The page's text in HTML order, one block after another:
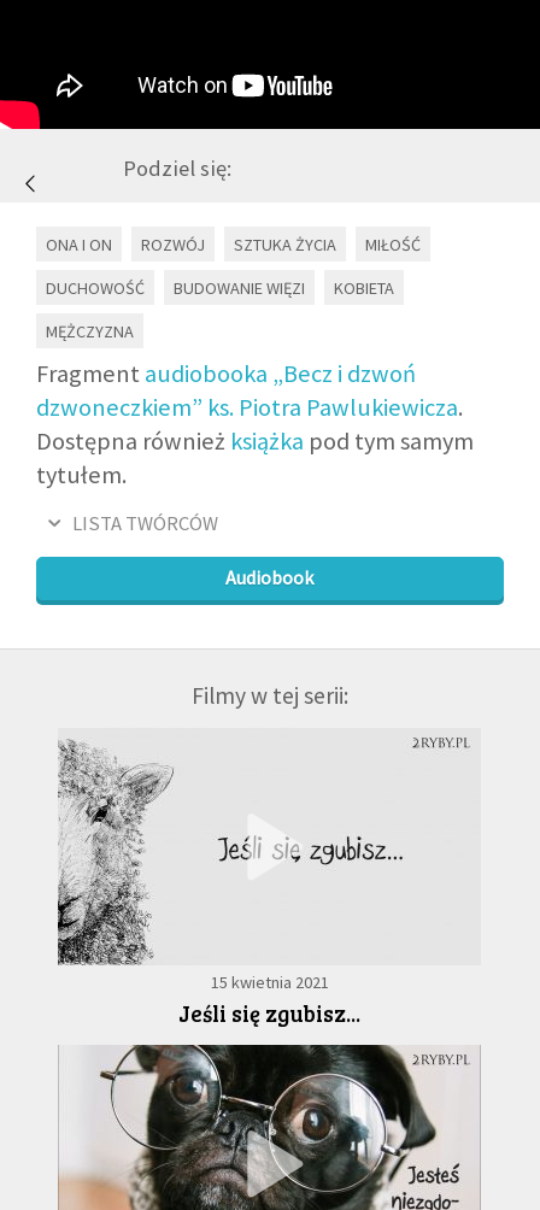
PARTNERZY
Podziel się:
ONA I ON ROZWÓJ SZTUKA ŻYCIA
MIŁOŚĆ
DUCHOWOŚĆ
BUDOWANIE WIĘZI
KOBIETA
MĘŻCZYZNA
Fragmentaudiobooka „Becz i dzwoń
dzwoneczkiem” ks. Piotra Pawlukiewicza.
Dostępna również książka pod tym samym
tytułem.
LISTA TWÓRCÓW
Audiobook
Filmy w tej serii:
15 kwietnia 2021
Jeśli się zgubisz...